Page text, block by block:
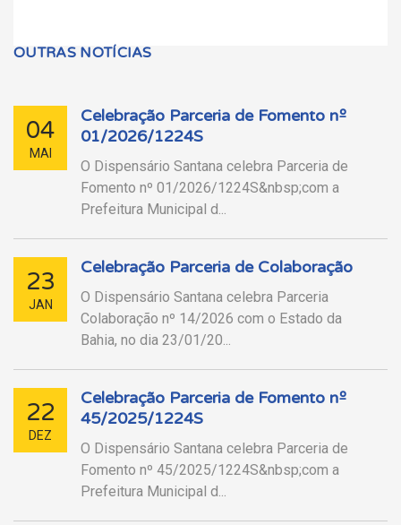
OUTRAS NOTÍCIAS
04
MAI
Celebração Parceria de Fomento nº
01/2026/1224S
O Dispensário Santana celebra Parceria de
Fomento nº 01/2026/1224S&nbsp;com a
Prefeitura Municipal d...
23
JAN
Celebração Parceria de Colaboração
O Dispensário Santana celebra Parceria
Colaboração nº 14/2026 com o Estado da
Bahia, no dia 23/01/20...
22
DEZ
Celebração Parceria de Fomento nº
45/2025/1224S
O Dispensário Santana celebra Parceria de
Fomento nº 45/2025/1224S&nbsp;com a
Prefeitura Municipal d...